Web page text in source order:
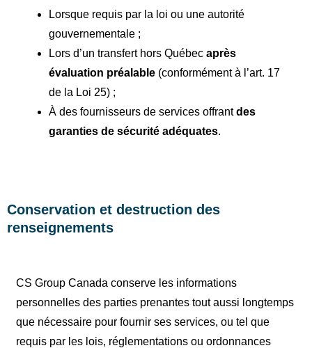
Lorsque requis par la loi ou une autorité
gouvernementale ;
Lors d’un transfert hors Québec après
évaluation préalable(conformément à l’art. 17
de la Loi 25) ;
À des fournisseurs de services offrantdes
garanties de sécurité adéquates.
Conservation et destruction des
renseignements
CS Group Canada conserve les informations
personnelles des parties prenantes tout aussi longtemps
que nécessaire pour fournir ses services, ou tel que
requis par les lois, réglementations ou ordonnances